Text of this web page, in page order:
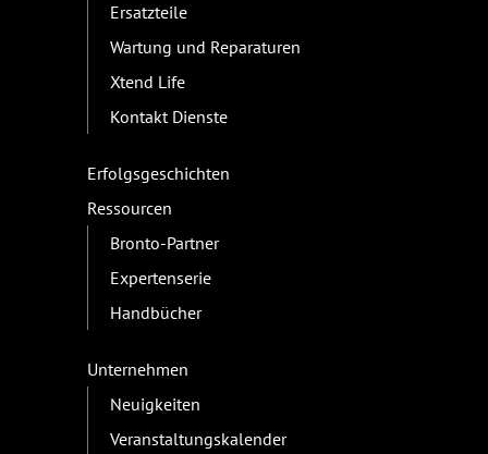
Ersatzteile
Wartung und Reparaturen
Xtend Life
Kontakt Dienste
Erfolgsgeschichten
Ressourcen
Bronto-Partner
Expertenserie
Handbücher
Unternehmen
Neuigkeiten
Veranstaltungskalender